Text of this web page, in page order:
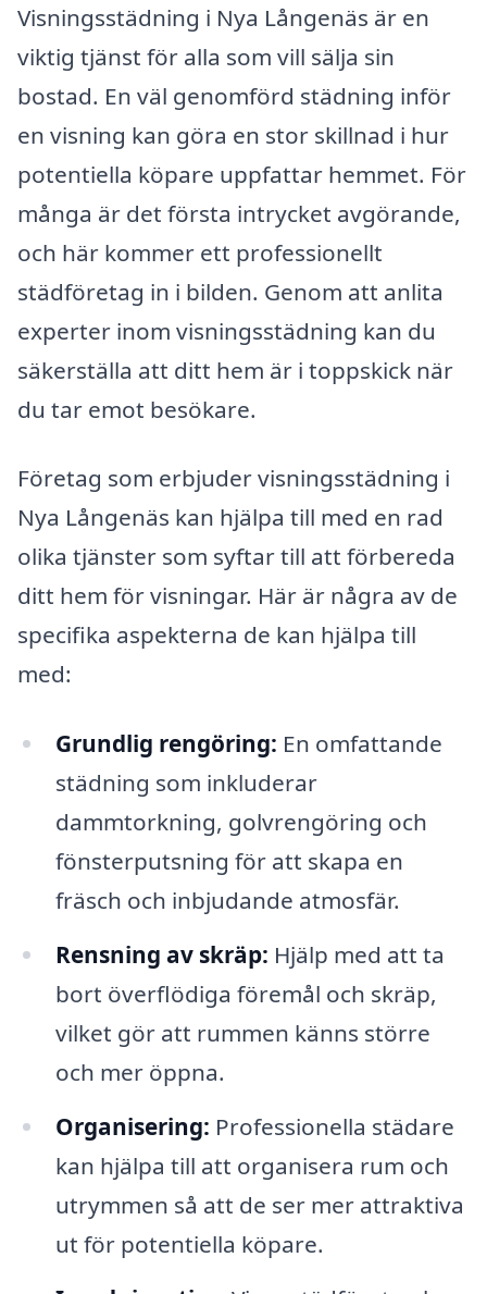
Visningsstädning i Nya Långenäs är en
viktig tjänst för alla som vill sälja sin
bostad. En väl genomförd städning inför
en visning kan göra en stor skillnad i hur
potentiella köpare uppfattar hemmet. För
många är det första intrycket avgörande,
och här kommer ett professionellt
städföretag in i bilden. Genom att anlita
experter inom visningsstädning kan du
säkerställa att ditt hem är i toppskick när
du tar emot besökare.
Företag som erbjuder visningsstädning i
Nya Långenäs kan hjälpa till med en rad
olika tjänster som syftar till att förbereda
ditt hem för visningar. Här är några av de
specifika aspekterna de kan hjälpa till
med:
Grundlig rengöring: En omfattande
städning som inkluderar
dammtorkning, golvrengöring och
fönsterputsning för att skapa en
fräsch och inbjudande atmosfär.
Rensning av skräp: Hjälp med att ta
bort överflödiga föremål och skräp,
vilket gör att rummen känns större
och mer öppna.
Organisering: Professionella städare
kan hjälpa till att organisera rum och
utrymmen så att de ser mer attraktiva
ut för potentiella köpare.